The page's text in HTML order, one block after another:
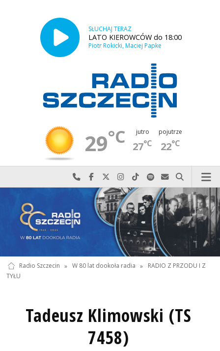
SŁUCHAJ TERAZ
LATO KIEROWCÓW do 18:00
Piotr Rokicki, Maciej Papke
29°C jutro
27°C
pojutrze
22°C
Najlepiej po prostu do nas zadzwoń
Odwiedź nas na Facebook-u
Odwiedź nas na X
Odwiedź nas na Instagram-ie
Odwiedź nas na TikTok-u
Szukaj nas na Spotify
Wyślij do nas
Szukaj
Radio Szczecin » W 80 lat dookoła radia »
RADIO Z PRZODU I Z
TYŁU
Tadeusz Klimowski (TS
7458)